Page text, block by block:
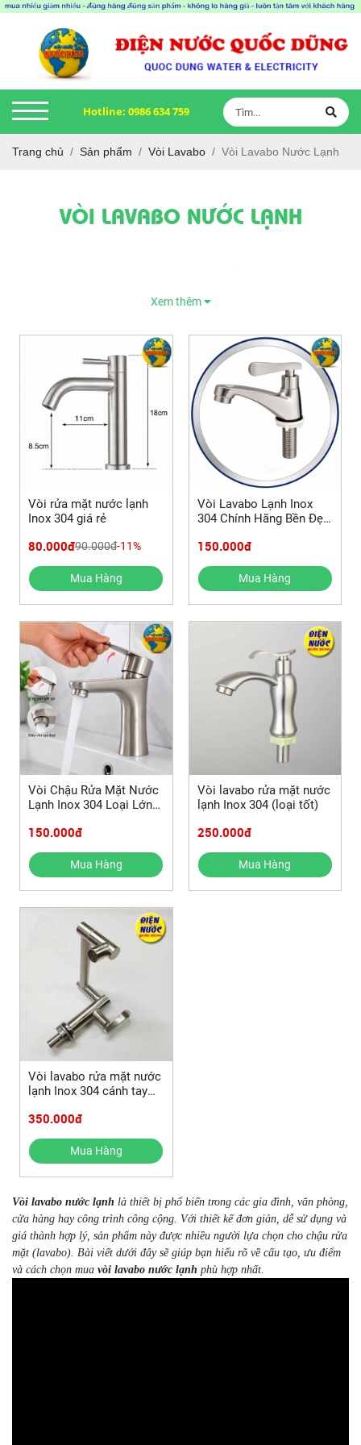
Hotline: 0986 634 759
Trang chủ Sản phẩm Vòi Lavabo Vòi Lavabo Nước Lạnh
VÒI LAVABO NƯỚC LẠNH
Xem thêm
Vòi rửa mặt nước lạnh
Inox 304 giá rẻ
80.000đ90.000đ-11%
Mua Hàng
Vòi Lavabo Lạnh Inox
304 Chính Hãng Bền Đẹp
150.000đ
Mua Hàng
Vòi Chậu Rửa Mặt Nước
Lạnh Inox 304 Loại Lớn
150.000đ
Mua Hàng
Vòi lavabo rửa mặt nước
lạnh Inox 304 (loại tốt)
250.000đ
Mua Hàng
Vòi lavabo rửa mặt nước
lạnh Inox 304 cánh tay
350.000đ
Mua Hàng
Vòi lavabo nước lạnh là thiết bị phổ biến trong các gia đình, văn phòng,
cửa hàng hay công trình công cộng. Với thiết kế đơn giản, dễ sử dụng và
giá thành hợp lý, sản phẩm này được nhiều người lựa chọn cho chậu rửa
mặt (lavabo). Bài viết dưới đây sẽ giúp bạn hiểu rõ về cấu tạo, ưu điểm
và cách chọn mua vòi lavabo nước lạnh phù hợp nhất.